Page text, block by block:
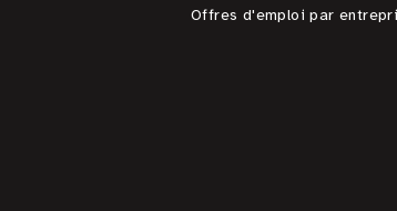
Offres d'emploi par